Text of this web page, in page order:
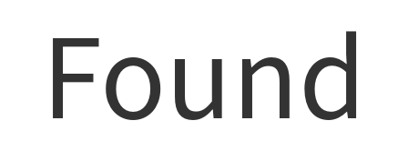
Found